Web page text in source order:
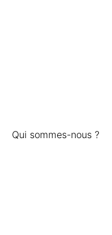
Qui sommes-nous ?